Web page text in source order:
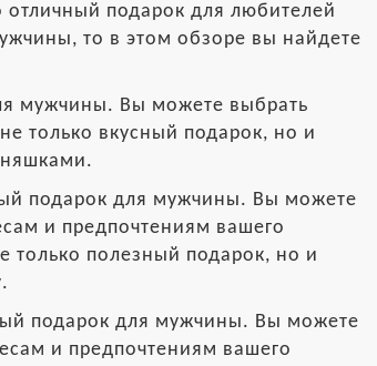
подарок для любителей
то в этом обзоре вы найдете
мужчины. Вы можете выбрать
только вкусный подарок, но и
подарок для мужчины. Вы можете
и предпочтениям вашего
только полезный подарок, но и
подарок для мужчины. Вы можете
и предпочтениям вашего